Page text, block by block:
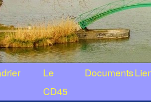
Le
CD45
Documents